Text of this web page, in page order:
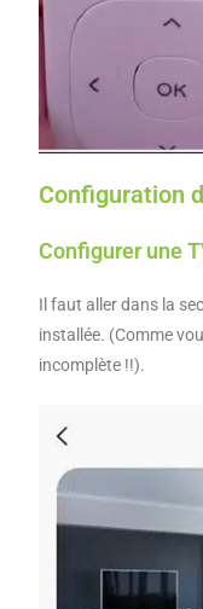
Configuration
Configurer une
Il faut aller dans la
installée. (Comme
incomplète !!).